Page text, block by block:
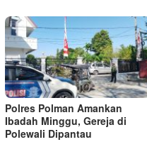
Polres Polman Amankan
Ibadah Minggu, Gereja di
Polewali Dipantau